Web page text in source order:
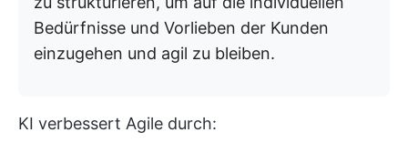
Bedürfnisse und Vorlieben der Kunden
einzugehen und agil zu bleiben.
KI verbessert Agile durch: